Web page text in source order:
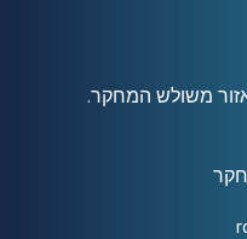
אזור משולש המחקר.